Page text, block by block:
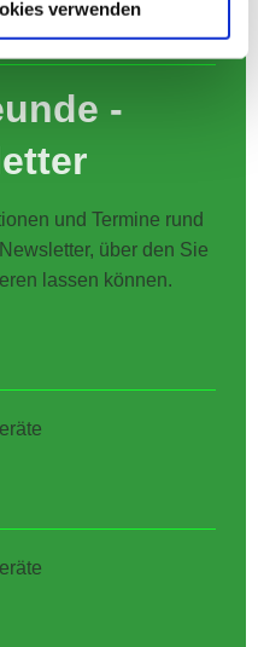
verwenden
94.
-
und Termine rund
über den Sie
lassen können.